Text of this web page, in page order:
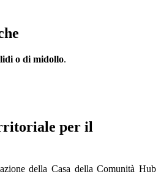
o di midollo.
per il
della Casa della Comunità Hub